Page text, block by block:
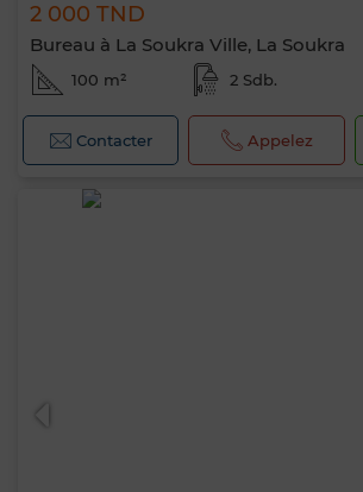
2 000 TND
Bureau à La Soukra Ville, La Soukra
100 m² 2 Sdb.
Contacter Appelez